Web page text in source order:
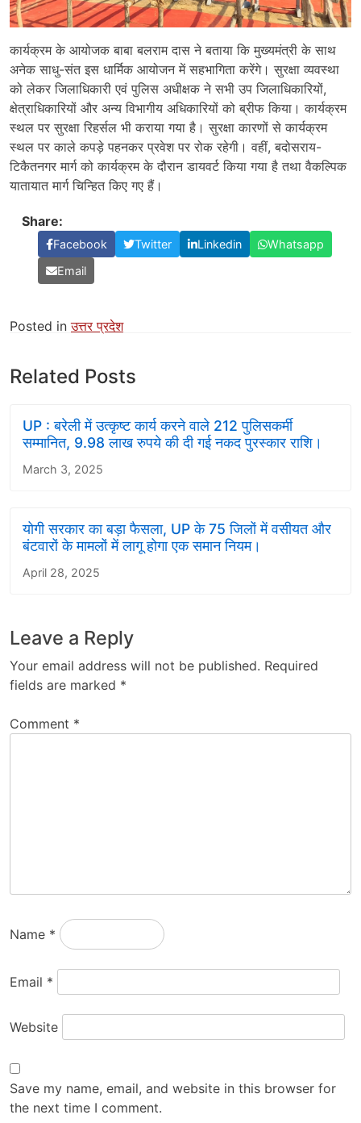
कार्यक्रम के आयोजक बाबा बलराम दास ने बताया कि मुख्यमंत्री के साथ
अनेक साधु-संत इस धार्मिक आयोजन में सहभागिता करेंगे। सुरक्षा व्यवस्था
को लेकर जिलाधिकारी एवं पुलिस अधीक्षक ने सभी उप जिलाधिकारियों,
क्षेत्राधिकारियों और अन्य विभागीय अधिकारियों को ब्रीफ किया। कार्यक्रम
स्थल पर सुरक्षा रिहर्सल भी कराया गया है। सुरक्षा कारणों से कार्यक्रम
स्थल पर काले कपड़े पहनकर प्रवेश पर रोक रहेगी। वहीं, बदोसराय-
टिकैतनगर मार्ग को कार्यक्रम के दौरान डायवर्ट किया गया है तथा वैकल्पिक
यातायात मार्ग चिन्हित किए गए हैं।
Share:
Facebook Twitter Linkedin
Whatsapp
Email
Posted inउत्तर प्रदेश
Related Posts
UP : बरेली में उत्कृष्ट कार्य करने वाले 212 पुलिसकर्मी
सम्मानित, 9.98 लाख रुपये की दी गई नकद पुरस्कार राशि।
March 3, 2025
योगी सरकार का बड़ा फैसला, UP के 75 जिलों में वसीयत और
बंटवारों के मामलों में लागू होगा एक समान नियम।
April 28, 2025
Leave a Reply
Your email address will not be published. Required
fields are marked *
Comment *
Name *
Email *
Website
Save my name, email, and website in this browser for
the next time I comment.